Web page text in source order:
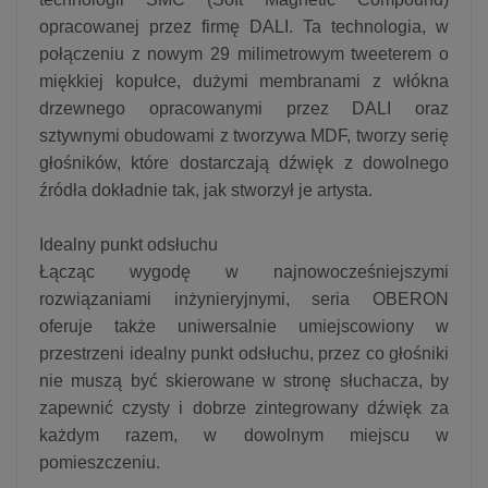
opracowanej przez firmę DALI. Ta technologia, w
połączeniu z nowym 29 milimetrowym tweeterem o
miękkiej kopułce, dużymi membranami z włókna
drzewnego opracowanymi przez DALI oraz
sztywnymi obudowami z tworzywa MDF, tworzy serię
głośników, które dostarczają dźwięk z dowolnego
źródła dokładnie tak, jak stworzył je artysta.
Idealny punkt odsłuchu
Łącząc wygodę w najnowocześniejszymi
rozwiązaniami inżynieryjnymi, seria OBERON
oferuje także uniwersalnie umiejscowiony w
przestrzeni idealny punkt odsłuchu, przez co głośniki
nie muszą być skierowane w stronę słuchacza, by
zapewnić czysty i dobrze zintegrowany dźwięk za
każdym razem, w dowolnym miejscu w
pomieszczeniu.